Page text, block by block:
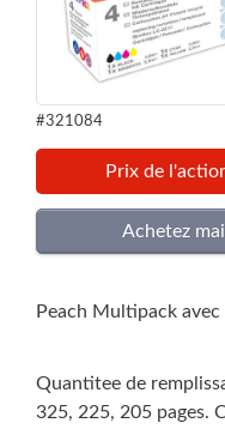
#321084
Prix de
Peach Multipack
Quantitee de
325, 225, 205 pages.